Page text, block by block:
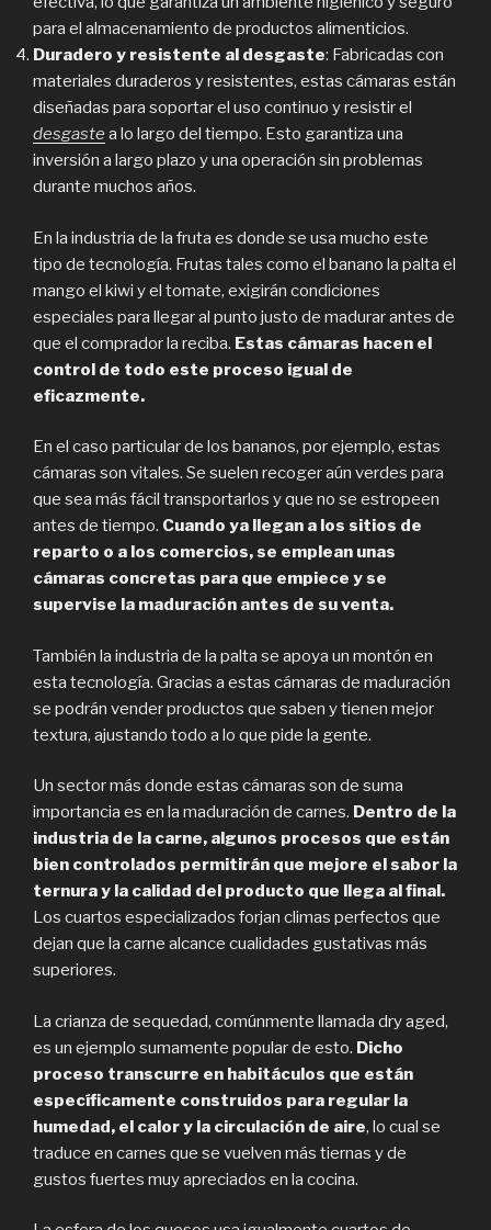
para el almacenamiento de productos alimenticios.
Duradero y resistente al desgaste: Fabricadas con
materiales duraderos y resistentes, estas cámaras están
diseñadas para soportar el uso continuo y resistir el
desgaste a lo largo del tiempo. Esto garantiza una
inversión a largo plazo y una operación sin problemas
durante muchos años.
En la industria de la fruta es donde se usa mucho este
tipo de tecnología. Frutas tales como el banano la palta el
mango el kiwi y el tomate, exigirán condiciones
especiales para llegar al punto justo de madurar antes de
que el comprador la reciba. Estas cámaras hacen el
control de todo este proceso igual de
eficazmente.
En el caso particular de los bananos, por ejemplo, estas
cámaras son vitales. Se suelen recoger aún verdes para
que sea más fácil transportarlos y que no se estropeen
antes de tiempo. Cuando ya llegan a los sitios de
reparto o a los comercios, se emplean unas
cámaras concretas para que empiece y se
supervise la maduración antes de su venta.
También la industria de la palta se apoya un montón en
esta tecnología. Gracias a estas cámaras de maduración
se podrán vender productos que saben y tienen mejor
textura, ajustando todo a lo que pide la gente.
Un sector más donde estas cámaras son de suma
importancia es en la maduración de carnes. Dentro de la
industria de la carne, algunos procesos que están
bien controlados permitirán que mejore el sabor la
ternura y la calidad del producto que llega al final.
Los cuartos especializados forjan climas perfectos que
dejan que la carne alcance cualidades gustativas más
superiores.
La crianza de sequedad, comúnmente llamada dry aged,
es un ejemplo sumamente popular de esto. Dicho
proceso transcurre en habitáculos que están
específicamente construidos para regular la
humedad, el calor y la circulación de aire, lo cual se
traduce en carnes que se vuelven más tiernas y de
gustos fuertes muy apreciados en la cocina.